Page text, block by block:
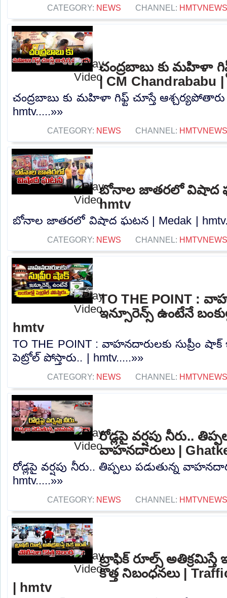
CATEGORY: NEWS CHANNEL: HMTVNEWS
చంద్రబాబు కు మహిళా
| CM Chandrababu
చంద్రబాబు కు మహిళా గిఫ్ట్ చూస్తే ఆశ్చర్యపోతారు
hmtv.....»»
CATEGORY: NEWS CHANNEL: HMTVNEWS
బోనాల జాతరలో విషాద
hmtv
బోనాల జాతరలో విషాద ఘటన | Medak |
CATEGORY: NEWS CHANNEL: HMTVNEWS
TO THE POINT :
ఇన్సూరెన్స్ ఉంటేనే
hmtv
TO THE POINT : వాహనదారులకు సుప్రీం షాక్
పెట్రోల్ పోస్తారు.. | hmtv.....»»
CATEGORY: NEWS CHANNEL: HMTVNEWS
రోడ్లపై వర్షపు నీరు..
వాహనదారులు |
రోడ్లపై వర్షపు నీరు.. తిప్పలు పడుతున్న
hmtv.....»»
CATEGORY: NEWS CHANNEL: HMTVNEWS
ట్రాఫిక్ రూల్స్
కొత్త నిబంధనలు |
| hmtv